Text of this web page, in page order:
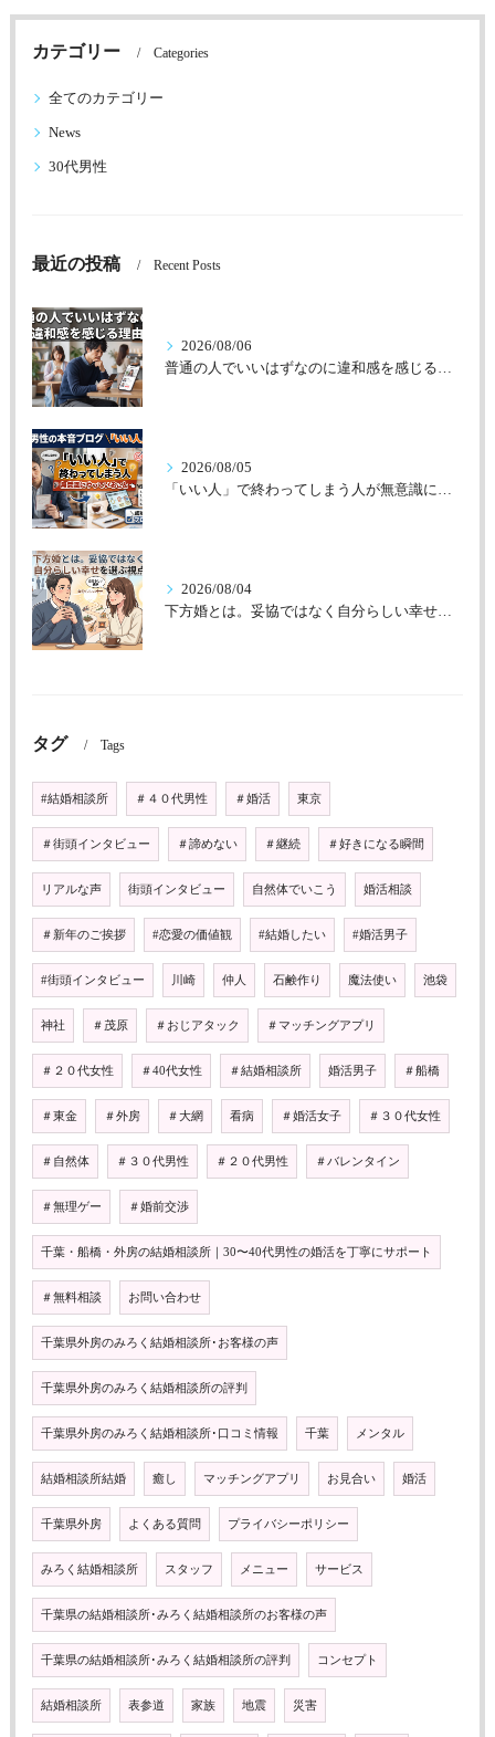
カテゴリー Categories
全てのカテゴリー
News
30代男性
最近の投稿 Recent Posts
2026/08/06
2026/08/05
2026/08/04
下方婚とは。妥協ではなく自分らしい幸せを選ぶ視点
タグ Tags
#結婚相談所 ＃４０代男性 ＃婚活 東京
＃街頭インタビュー ＃諦めない ＃継続 ＃好きになる瞬間
リアルな声 街頭インタビュー 自然体でいこう 婚活相談
＃新年のご挨拶 #恋愛の価値観 #結婚したい #婚活男子
#街頭インタビュー 川崎 仲人 石鹸作り 魔法使い 池袋
神社 ＃茂原 ＃おじアタック ＃マッチングアプリ
＃２０代女性 ＃40代女性 ＃結婚相談所 婚活男子 ＃船橋
＃東金 ＃外房 ＃大網 看病 ＃婚活女子 ＃３０代女性
＃自然体 ＃３０代男性 ＃２０代男性 ＃バレンタイン
＃無理ゲー ＃婚前交渉
千葉・船橋・外房の結婚相談所｜30〜40代男性の婚活を丁寧にサポート
＃無料相談 お問い合わせ
千葉県外房のみろく結婚相談所･お客様の声
千葉県外房のみろく結婚相談所の評判
千葉県外房のみろく結婚相談所･口コミ情報 千葉 メンタル
結婚相談所結婚 癒し マッチングアプリ お見合い 婚活
千葉県外房 よくある質問 プライバシーポリシー
みろく結婚相談所 スタッフ メニュー サービス
千葉県の結婚相談所･みろく結婚相談所のお客様の声
千葉県の結婚相談所･みろく結婚相談所の評判 コンセプト
結婚相談所 表参道 家族 地震 災害